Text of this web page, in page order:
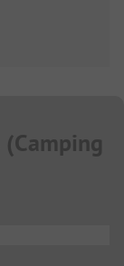
(Camping